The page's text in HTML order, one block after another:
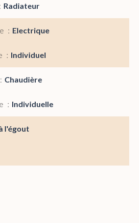
Radiateur
Electrique
Individuel
Chaudière
Individuelle
l'égout